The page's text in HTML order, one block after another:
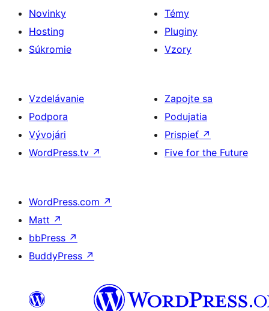
Novinky
Hosting
Súkromie
Témy
Pluginy
Vzory
Vzdelávanie
Podpora
Vývojári
WordPress.tv ↗
Zapojte sa
Podujatia
Prispieť ↗
Five for the Future
WordPress.com ↗
Matt ↗
bbPress ↗
BuddyPress ↗